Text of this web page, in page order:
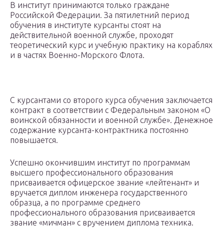
В институт принимаются только граждане
Российской Федерации. За пятилетний период
обучения в институте курсанты стоят на
действительной военной службе, проходят
теоретический курс и учебную практику на кораблях
и в частях Военно-Морского Флота.
С курсантами со второго курса обучения заключается
контракт в соответствии с Федеральным законом «О
воинской обязанности и военной службе». Денежное
содержание курсанта-контрактника постоянно
повышается.
Успешно окончившим институт по программам
высшего профессионального образования
присваивается офицерское звание «лейтенант» и
вручается диплом инженера государственного
образца, а по программе среднего
профессионального образования присваивается
звание «мичман» с вручением диплома техника.